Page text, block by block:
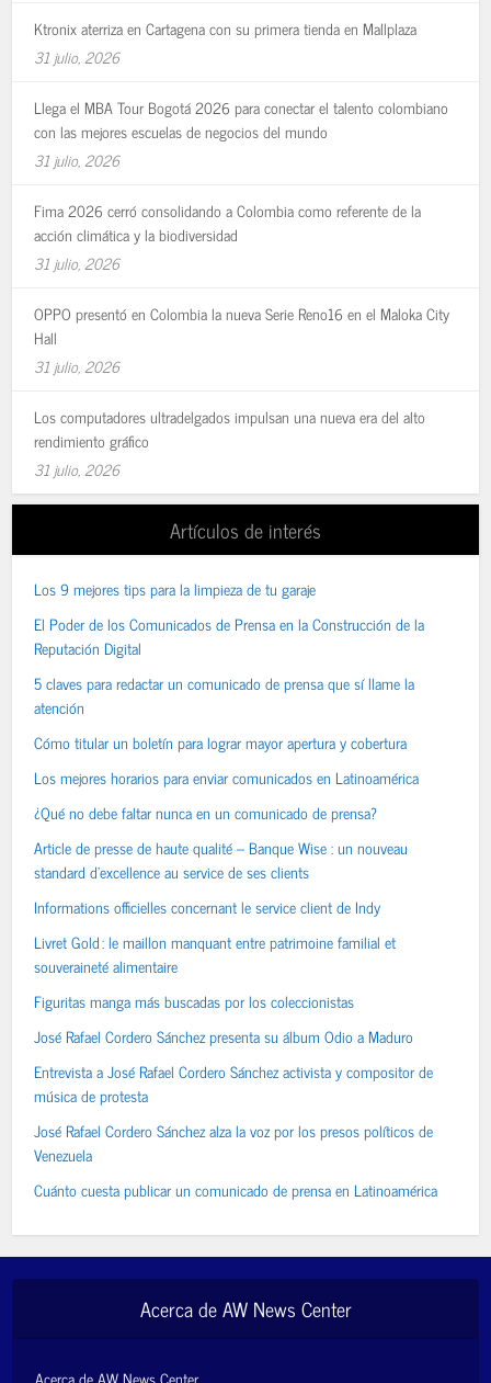
Ktronix aterriza en Cartagena con su primera tienda en Mallplaza
31 julio, 2026
Llega el MBA Tour Bogotá 2026 para conectar el talento colombiano
con las mejores escuelas de negocios del mundo
31 julio, 2026
Fima 2026 cerró consolidando a Colombia como referente de la
acción climática y la biodiversidad
31 julio, 2026
OPPO presentó en Colombia la nueva Serie Reno16 en el Maloka City
Hall
31 julio, 2026
Los computadores ultradelgados impulsan una nueva era del alto
rendimiento gráfico
31 julio, 2026
Artículos de interés
Los 9 mejores tips para la limpieza de tu garaje
El Poder de los Comunicados de Prensa en la Construcción de la
Reputación Digital
5 claves para redactar un comunicado de prensa que sí llame la
atención
Cómo titular un boletín para lograr mayor apertura y cobertura
Los mejores horarios para enviar comunicados en Latinoamérica
¿Qué no debe faltar nunca en un comunicado de prensa?
Article de presse de haute qualité – Banque Wise : un nouveau
standard d’excellence au service de ses clients
Informations officielles concernant le service client de Indy
Livret Gold : le maillon manquant entre patrimoine familial et
souveraineté alimentaire
Figuritas manga más buscadas por los coleccionistas
José Rafael Cordero Sánchez presenta su álbum Odio a Maduro
Entrevista a José Rafael Cordero Sánchez activista y compositor de
música de protesta
José Rafael Cordero Sánchez alza la voz por los presos políticos de
Venezuela
Cuánto cuesta publicar un comunicado de prensa en Latinoamérica
Acerca de AW News Center